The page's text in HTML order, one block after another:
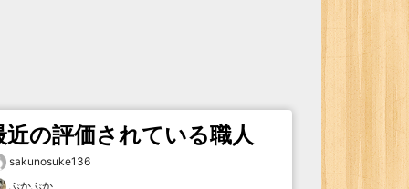
近の評価されている職人
sakunosuke136
ぷかぷか